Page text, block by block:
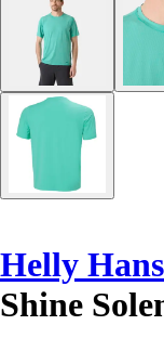
Helly
Shine